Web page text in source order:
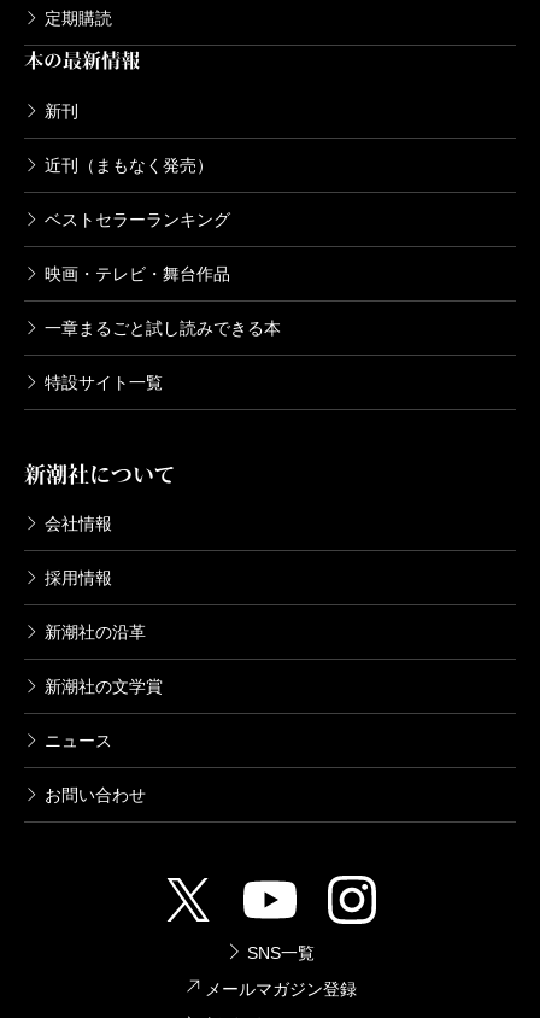
定期購読
本の最新情報
新刊
近刊（まもなく発売）
ベストセラーランキング
映画・テレビ・舞台作品
一章まるごと試し読みできる本
特設サイト一覧
新潮社について
会社情報
採用情報
新潮社の沿革
新潮社の文学賞
ニュース
お問い合わせ
SNS一覧
メールマガジン登録